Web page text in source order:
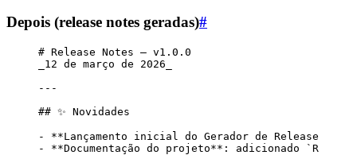
Depois (release notes geradas)#
# Release Notes — v1.0.0
12 de março de 2026
---
## ✨ Novidades
- **Lançamento inicial do Gerador de Release >
-
**Documentação do projeto** : adicionado